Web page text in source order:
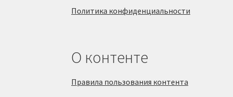
Политика конфиденциальности
О контенте
Правила пользования контента